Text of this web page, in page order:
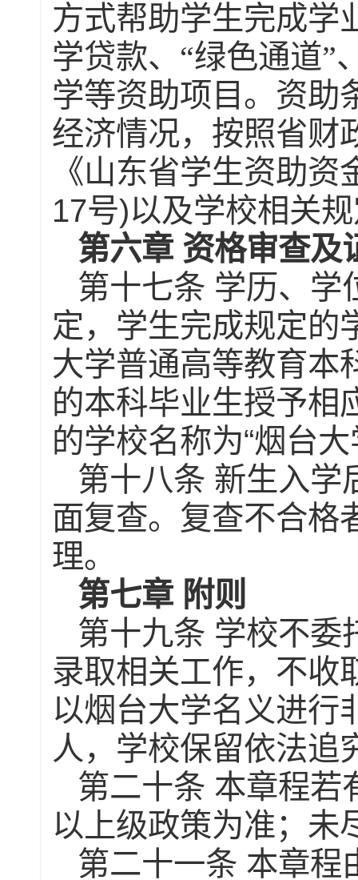
方式帮助学生完成学
学贷款、 “绿色通道”
学等资助项目。资助
经济情况，按照省财
《山东省学生资助资
17号)以及学校相关
第六章 资格审查及
第十七条 学历、学
定，学生完成规定的
大学普通高等教育本
的本科毕业生授予相
的学校名称为“烟台大
第十八条 新生入学
面复查。复查不合格
理。
第七章 附则
第十九条 学校不委
录取相关工作，不收
以烟台大学名义进行
人，学校保留依法追
第二十条 本章程若
以上级政策为准；未
第二十一条 本章程